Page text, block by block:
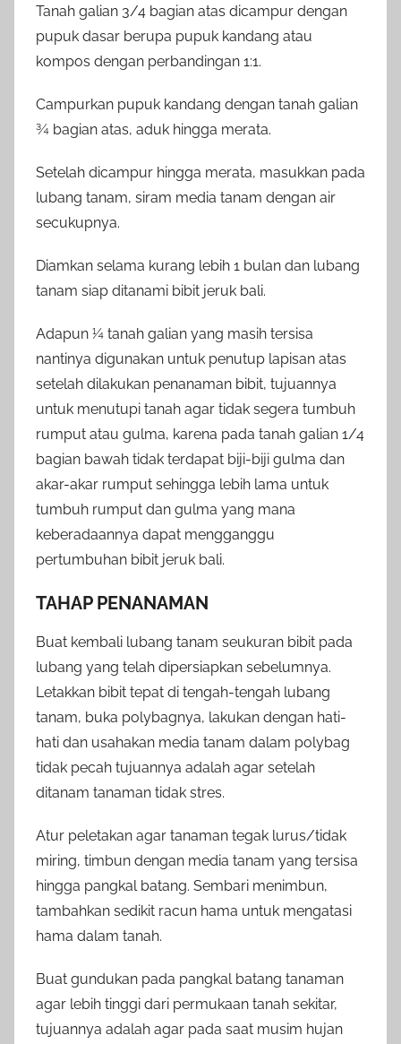
Tanah galian 3/4 bagian atas dicampur dengan
pupuk dasar berupa pupuk kandang atau
kompos dengan perbandingan 1:1.
Campurkan pupuk kandang dengan tanah galian
¾ bagian atas, aduk hingga merata.
Setelah dicampur hingga merata, masukkan pada
lubang tanam, siram media tanam dengan air
secukupnya.
Diamkan selama kurang lebih 1 bulan dan lubang
tanam siap ditanami bibit jeruk bali.
Adapun ¼ tanah galian yang masih tersisa
nantinya digunakan untuk penutup lapisan atas
setelah dilakukan penanaman bibit, tujuannya
untuk menutupi tanah agar tidak segera tumbuh
rumput atau gulma, karena pada tanah galian 1/4
bagian bawah tidak terdapat biji-biji gulma dan
akar-akar rumput sehingga lebih lama untuk
tumbuh rumput dan gulma yang mana
keberadaannya dapat mengganggu
pertumbuhan bibit jeruk bali.
TAHAP PENANAMAN
Buat kembali lubang tanam seukuran bibit pada
lubang yang telah dipersiapkan sebelumnya.
Letakkan bibit tepat di tengah-tengah lubang
tanam, buka polybagnya, lakukan dengan hati-
hati dan usahakan media tanam dalam polybag
tidak pecah tujuannya adalah agar setelah
ditanam tanaman tidak stres.
Atur peletakan agar tanaman tegak lurus/tidak
miring, timbun dengan media tanam yang tersisa
hingga pangkal batang. Sembari menimbun,
tambahkan sedikit racun hama untuk mengatasi
hama dalam tanah.
Buat gundukan pada pangkal batang tanaman
agar lebih tinggi dari permukaan tanah sekitar,
tujuannya adalah agar pada saat musim hujan